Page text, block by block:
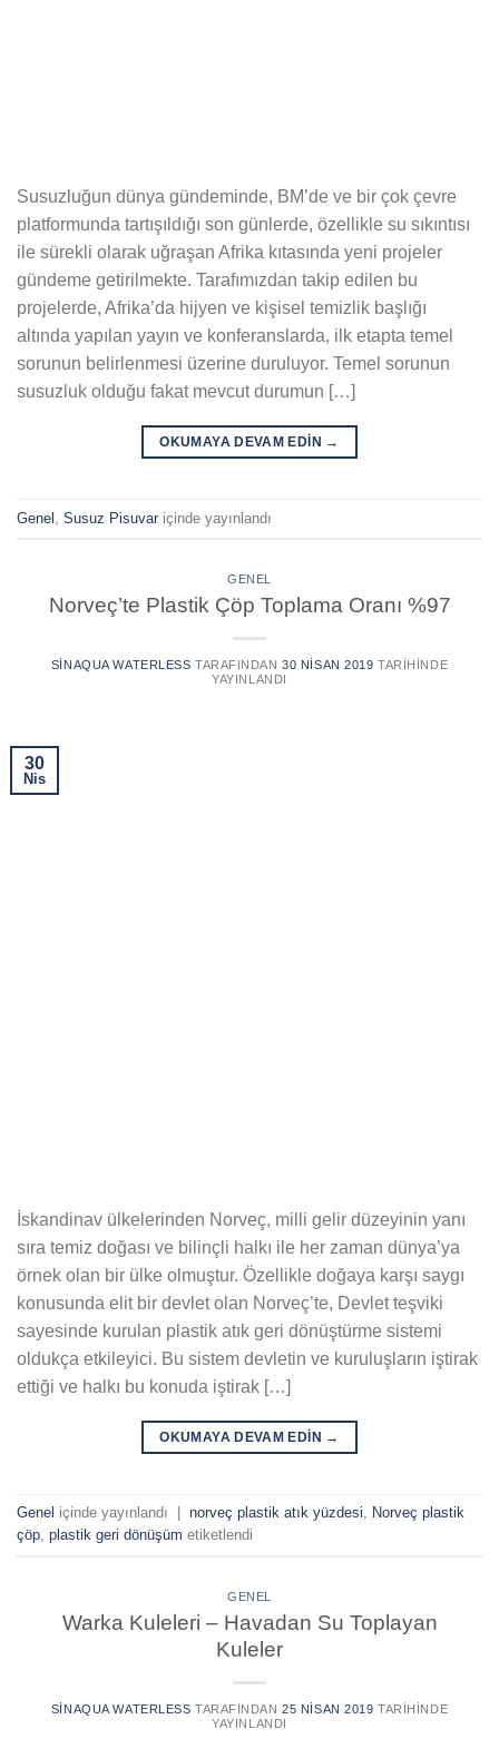
Susuzluğun dünya gündeminde, BM’de ve bir çok çevre
platformunda tartışıldığı son günlerde, özellikle su sıkıntısı
ile sürekli olarak uğraşan Afrika kıtasında yeni projeler
gündeme getirilmekte. Tarafımızdan takip edilen bu
projelerde, Afrika’da hijyen ve kişisel temizlik başlığı
altında yapılan yayın ve konferanslarda, ilk etapta temel
sorunun belirlenmesi üzerine duruluyor. Temel sorunun
susuzluk olduğu fakat mevcut durumun […]
OKUMAYA DEVAM EDIN →
Genel Susuz Pisuvar içinde yayınlandı
GENEL
Norveç’te Plastik Çöp Toplama Oranı %97
SINAQUA WATERLESS TARAFINDAN 30 NISAN 2019 TARIHINDE
YAYINLANDI
30
Nis
İskandinav ülkelerinden Norveç, milli gelir düzeyinin yanı
sıra temiz doğası ve bilinçli halkı ile her zaman dünya’ya
örnek olan bir ülke olmuştur. Özellikle doğaya karşı saygı
konusunda elit bir devlet olan Norveç’te, Devlet teşviki
sayesinde kurulan plastik atık geri dönüştürme sistemi
oldukça etkileyici. Bu sistem devletin ve kuruluşların iştirak
ettiği ve halkı bu konuda iştirak […]
OKUMAYA DEVAM EDIN →
Genel içinde yayınlandı norveç plastik atık yüzdesi, Norveç plastik
çöp, plastik geri dönüşüm etiketlendi
GENEL
Warka Kuleleri – Havadan Su Toplayan
Kuleler
SINAQUA WATERLESS TARAFINDAN 25 NISAN 2019 TARIHINDE
YAYINLANDI